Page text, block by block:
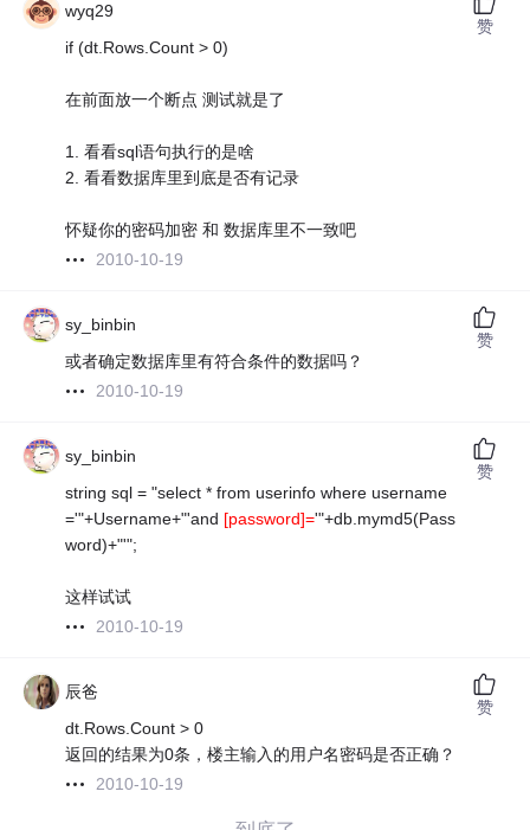
wyq29
if (dt.Rows.Count > 0)
在前面放一个断点 测试就是了
1. 看看sql语句执行的是啥
2. 看看数据库里到底是否有记录
怀疑你的密码加密 和 数据库里不一致吧
2010-10-19
赞
sy_binbin
或者确定数据库里有符合条件的数据吗？
2010-10-19
赞
sy_binbin
string sql = "select * from userinfo where username
='"+Username+"'and [password]='"+db.mymd5(Pass
word)+"'";
这样试试
2010-10-19
赞
辰爸
dt.Rows.Count > 0
返回的结果为0条，楼主输入的用户名密码是否正确？
2010-10-19
赞